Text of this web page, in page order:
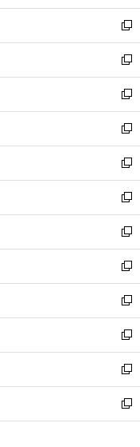
開
く
ウ
で
開
く
ン
ド
ウ
で
開
く
ウ
ィ
ン
ド
ウ
で
開
く
新
し
い
ウ
ィ
ン
ド
ウ
で
開
く
新
し
い
ウ
ィ
ン
ド
ウ
で
開
く
新
し
い
ウ
ィ
ン
ド
ウ
で
開
く
新
し
い
ウ
ィ
ン
ド
ウ
で
開
く
新
し
い
ウ
ィ
ン
ド
ウ
で
開
く
新
し
い
ウ
ィ
ン
ド
ウ
で
開
く
新
し
い
ウ
ィ
ン
ド
ウ
で
開
く
新
し
い
ウ
ィ
ン
ド
ウ
で
開
新
し
い
ウ
ィ
ン
ド
ウ
新
し
い
ウ
ィ
ン
新
し
い
ウ
新
し